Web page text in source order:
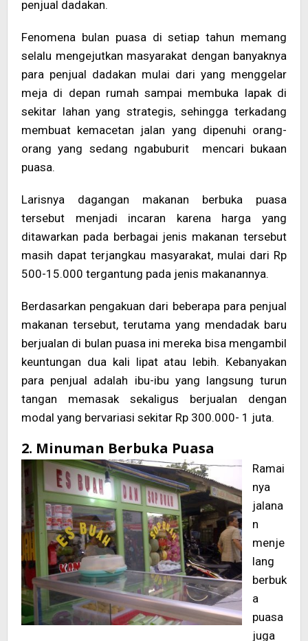
penjual dadakan.
Fenomena bulan puasa di setiap tahun memang
selalu mengejutkan masyarakat dengan banyaknya
para penjual dadakan mulai dari yang menggelar
meja di depan rumah sampai membuka lapak di
sekitar lahan yang strategis, sehingga terkadang
membuat kemacetan jalan yang dipenuhi orang-
orang yang sedang ngabuburit mencari bukaan
puasa.
Larisnya dagangan makanan berbuka puasa
tersebut menjadi incaran karena harga yang
ditawarkan pada berbagai jenis makanan tersebut
masih dapat terjangkau masyarakat, mulai dari Rp
500-15.000 tergantung pada jenis makanannya.
Berdasarkan pengakuan dari beberapa para penjual
makanan tersebut, terutama yang mendadak baru
berjualan di bulan puasa ini mereka bisa mengambil
keuntungan dua kali lipat atau lebih. Kebanyakan
para penjual adalah ibu-ibu yang langsung turun
tangan memasak sekaligus berjualan dengan
modal yang bervariasi sekitar Rp 300.000- 1 juta.
2. Minuman Berbuka Puasa
Ramai
nya
jalana
n
menje
lang
berbuk
a
puasa
juga